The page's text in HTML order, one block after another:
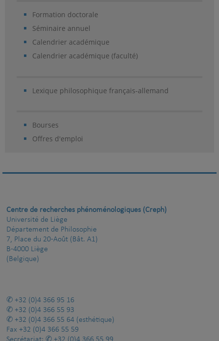
Formation doctorale
Séminaire annuel
Calendrier académique
Calendrier académique (faculté)
Lexique philosophique français-allemand
Bourses
Offres d'emploi
Centre de recherches phénoménologiques (Creph)
Université de Liège
Département de Philosophie
7, Place du 20-Août (Bât. A1)
B-4000 Liège
(Belgique)
+32 (0)4 366 95 16
+32 (0)4 366 55 93
+32 (0)4 366 55 64 (esthétique)
Fax +32 (0)4 366 55 59